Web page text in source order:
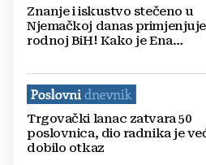
Znanje i iskustvo stečeno u
Njemačkoj danas
rodnoj BiH! Kako je Ena
Trgovački lanac zatvara 50
poslovnica, dio radnika je
dobilo otkaz